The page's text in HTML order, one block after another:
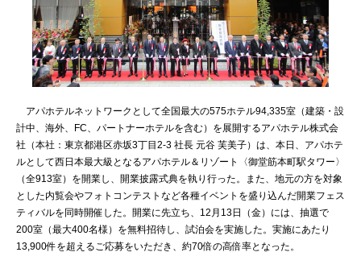
アパホテルネットワークとして全国最大の575ホテル94,335室（建築・設
計中、海外、FC、パートナーホテルを含む）を展開するアパホテル株式会
社（本社：東京都港区赤坂3丁目2‐3 社長 元谷 芙美子）は、本日、アパホテ
ルとして西日本最大級となるアパホテル＆リゾート〈御堂筋本町駅タワー〉
（全913室）を開業し、開業披露式典を執り行った。また、地元の方を対象
とした内覧会やフォトコンテストなど各種イベントを盛り込んだ開業フェス
ティバルを同時開催した。開業に先立ち、12月13日（金）には、抽選で
200室（最大400名様）を無料招待し、試泊会を実施した。実施にあたり
13,900件を超えるご応募をいただき、約70倍の高倍率となった。